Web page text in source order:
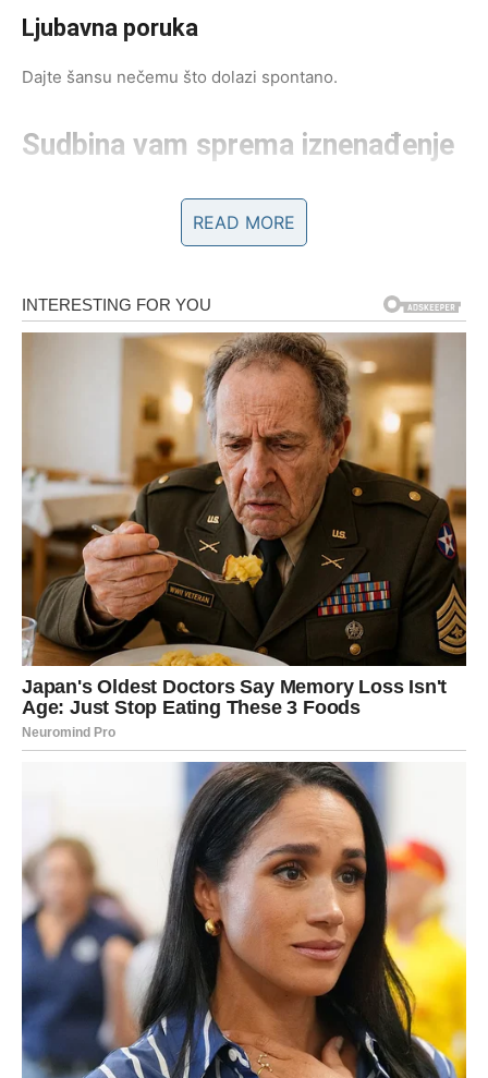
Ljubavna poruka
Dajte šansu nečemu što dolazi spontano.
Sudbina vam sprema iznenađenje
Pred vama su važni trenuci.
Ljubavna sreća prati vas tokom cijelog perioda.
Neko vam pokazuje emocije koje ste dugo željeli vidjeti.
Ljubavna poruka
Ne skrivajte ono što osjećate.
Srce dobija ono što zaslužuje
Pred vama su posebni trenuci.
LAV
Privlačite pažnju gdje god se pojavite.
Jedna osoba želi napraviti prvi korak prema vama.
Ljubavna poruka
Budite otvoreni za nova poznanstva.
Romantična energija vas prati
Pred vama su lijepi dani.
READ MORE